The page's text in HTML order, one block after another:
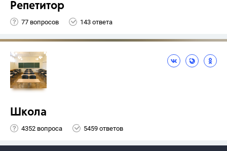
Репетитор
77 вопросов 143 ответа
Школа
4352 вопроса 5459 ответов